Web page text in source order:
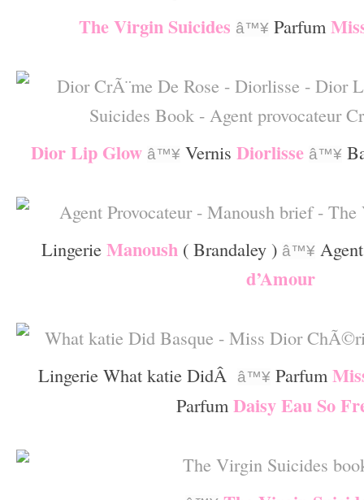
The Virgin Suicides â™¥Parfum
Dior Lip Glow â™¥ Vernis Diorlisse â™¥
Lingerie Manoush( Brandaley ) â™¥
d’Amour
Lingerie What katie DidÂ â™¥ Parfum
Parfum Daisy Eau So